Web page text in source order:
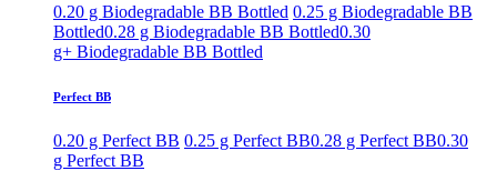
0.20 g Biodegradable BB Bottled 0.25 g Biodegradable BB
Bottled0.28 g Biodegradable BB Bottled0.30
g+ Biodegradable BB Bottled
Perfect BB
0.20 g Perfect BB 0.25 g Perfect BB0.28 g Perfect BB0.30
g Perfect BB